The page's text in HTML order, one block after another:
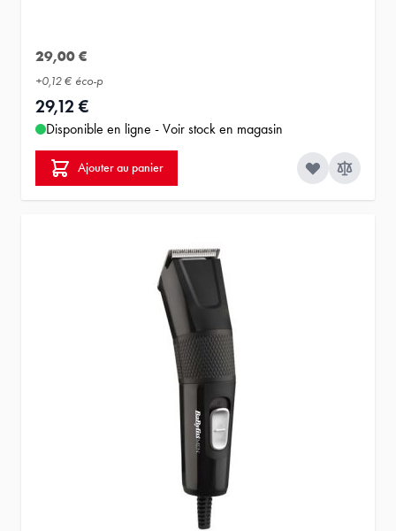
29,00 €
+0,12 € éco-p
29,12 €
Disponible en ligne - Voir stock en magasin
Ajouter au panier